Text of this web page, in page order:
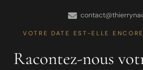
VOTRE DATE EST-ELLE
Racontez-nous